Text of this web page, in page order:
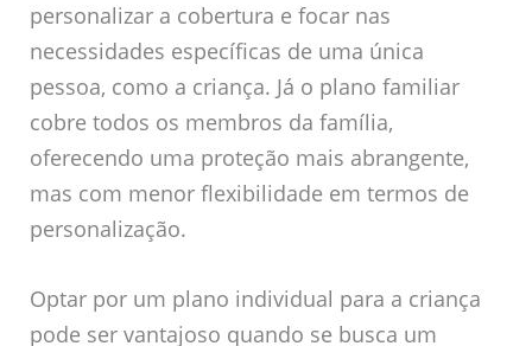
personalizar a cobertura e focar nas
necessidades específicas de uma única
pessoa, como a criança. Já o plano familiar
cobre todos os membros da família,
oferecendo uma proteção mais abrangente,
mas com menor flexibilidade em termos de
personalização.
Optar por um plano individual para a criança
pode ser vantajoso quando se busca um